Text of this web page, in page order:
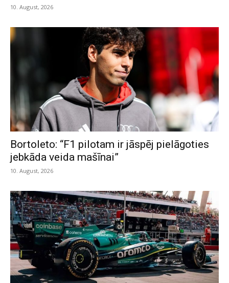
10. August, 2026
Bortoleto: “F1 pilotam ir jāspēj pielāgoties
jebkāda veida mašīnai”
10. August, 2026